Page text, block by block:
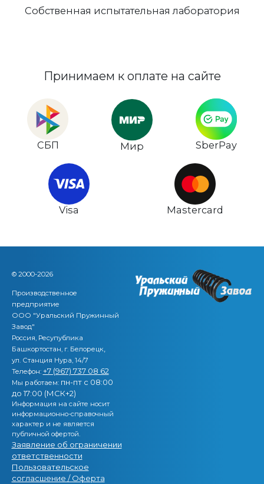
Собственная испытательная лаборатория
Принимаем к оплате на сайте
СБП Мир SberPay
Visa Mastercard
© 2000-2026
Производственное
предприятие
ООО "Уральский Пружинный
Завод"
Россия, Ресупублика
Башкортостан, г. Белорецк,
ул. Станция Нура, 14/7
Телефон: +7 (967) 737 08 62
Мы работаем: пн-пт с 08:00
до 17:00 (МСК+2)
Информация на сайте носит
информационно-справочный
характер и не является
публичной офертой.
Заявление об ограничении
ответственности
Пользовательское
согласшение / Оферта